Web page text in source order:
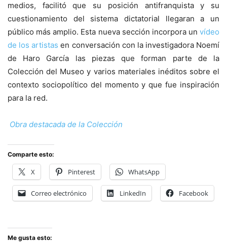
medios, facilitó que su posición antifranquista y su
cuestionamiento del sistema dictatorial llegaran a un
público más amplio. Esta nueva sección incorpora un vídeo
de los artistas en conversación con la investigadora Noemí
de Haro García las piezas que forman parte de la
Colección del Museo y varios materiales inéditos sobre el
contexto sociopolítico del momento y que fue inspiración
para la red.
Obra destacada de la Colección
Comparte esto:
X Pinterest WhatsApp
Correo electrónico LinkedIn Facebook
Me gusta esto: